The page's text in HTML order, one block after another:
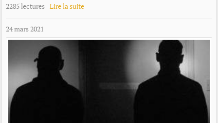
2285 lectures Lire la suite
24 mars 2021